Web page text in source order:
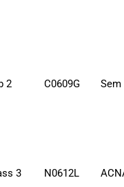
2 C0609G Sem
3 N0612L